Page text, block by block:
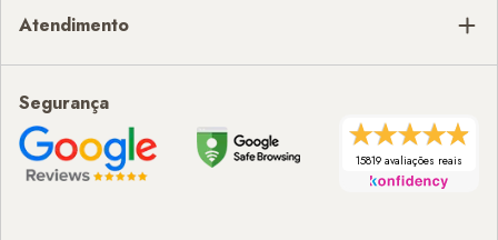
Atendimento
Segurança
15819 avaliações reais